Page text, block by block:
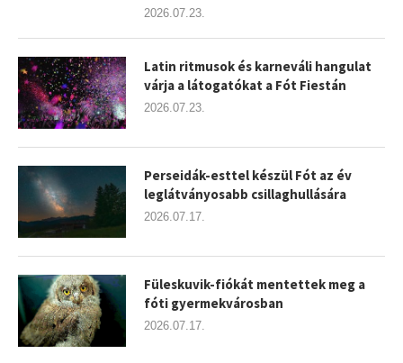
2026.07.23.
Latin ritmusok és karneváli hangulat
várja a látogatókat a Fót Fiestán
2026.07.23.
Perseidák-esttel készül Fót az év
leglátványosabb csillaghullására
2026.07.17.
Füleskuvik-fiókát mentettek meg a
fóti gyermekvárosban
2026.07.17.